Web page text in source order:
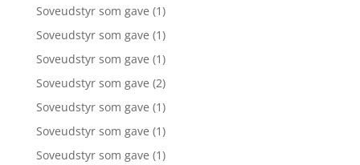
Soveudstyr som gave (1)
Soveudstyr som gave (1)
Soveudstyr som gave (1)
Soveudstyr som gave (2)
Soveudstyr som gave (1)
Soveudstyr som gave (1)
Soveudstyr som gave (1)